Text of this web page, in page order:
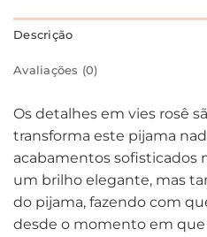
Descrição
Avaliações (0)
Os detalhes em vies rosê
transforma este pijama
acabamentos sofisticados
um brilho elegante, mas
do pijama, fazendo com
desde o momento em